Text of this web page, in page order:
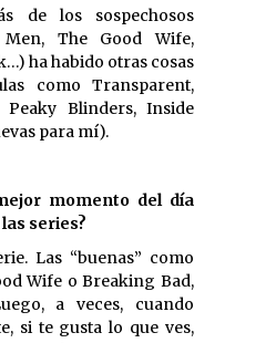
de los sospechosos
Men, The Good Wife,
ha habido otras cosas
como Transparent,
Blinders, Inside
para mí).
momento del día
series?
Las “buenas” como
Wife o Breaking Bad,
a veces, cuando
si te gusta lo que ves,